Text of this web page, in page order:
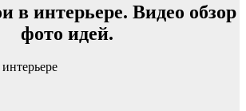
в интерьере. Видео обзор
фото идей.